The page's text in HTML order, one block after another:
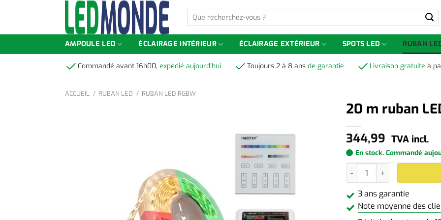
Que
recherchez-
vous
?
AMPOULE LED ÉCLAIRAGE INTÉRIEUR ÉCLAIRAGE EXTÉRIEUR SPOTS LED RUBAN
Commandé avant 16h00, expédié aujourd’hui Toujours 2 à 8 ans de garantie Livraison gratuite à
ACCUEIL RUBAN LED RUBAN LED RGBW
20 m ruban
344,99 TVA incl.
En stock. Commandé
quantité de 20 m ruban LED
3 ans garantie
Note moyenne des